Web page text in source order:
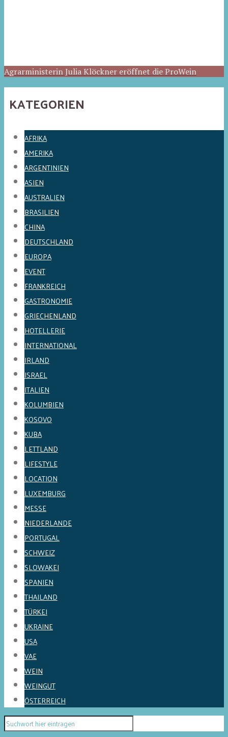
Agrarministerin Julia Klöckner eröffnet die ProWein
KATEGORIEN
AFRIKA
AMERIKA
ARGENTINIEN
ASIEN
AUSTRALIEN
BRASILIEN
CHINA
DEUTSCHLAND
EUROPA
EVENT
FRANKREICH
GASTRONOMIE
GRIECHENLAND
HOTELLERIE
INTERNATIONAL
IRLAND
ISRAEL
ITALIEN
KOLUMBIEN
KOSOVO
KUBA
LETTLAND
LIFESTYLE
LOCATION
LUXEMBURG
MESSE
NIEDERLANDE
PORTUGAL
SCHWEIZ
SLOWAKEI
SPANIEN
THAILAND
TÜRKEI
UKRAINE
USA
VAE
WEIN
WEINGUT
ÖSTERREICH